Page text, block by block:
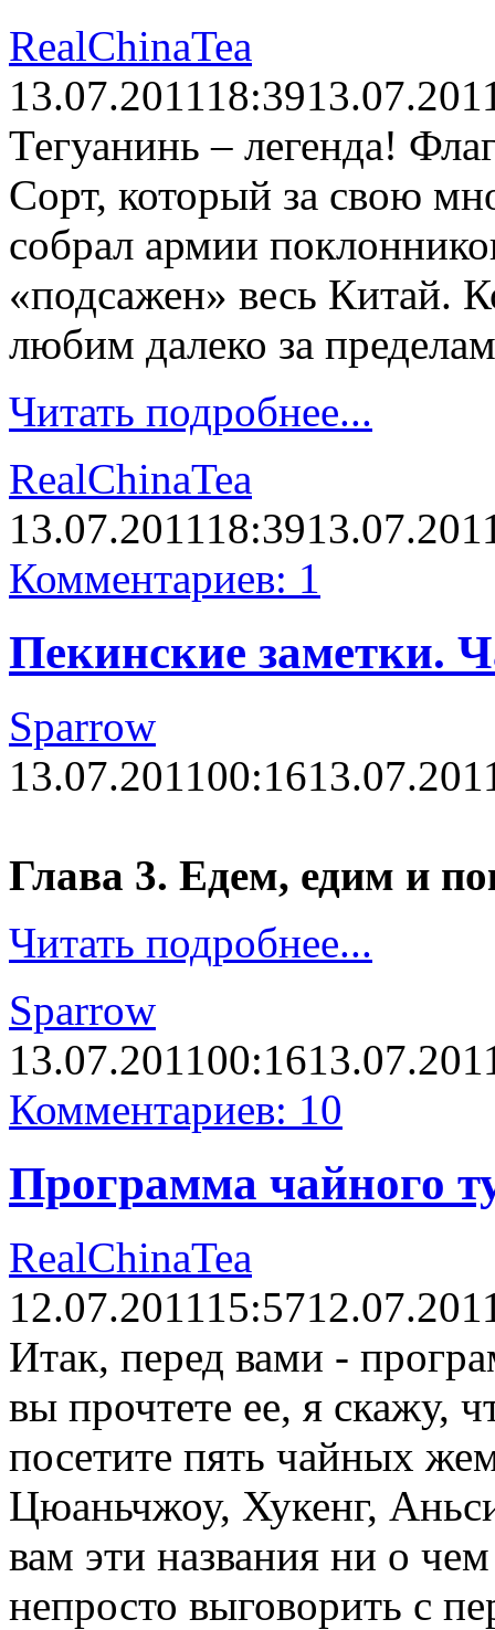
RealChinaTea
13.07.201118:39
Тегуанинь – легенда!
Сорт, который за свою
собрал армии
«подсажен» весь Китай.
любим далеко за
Читать подробнее...
RealChinaTea
13.07.201118:39
Комментариев: 1
Пекинские заметки.
Sparrow
13.07.201100:16
Глава 3. Едем, едим и
Читать подробнее...
Sparrow
13.07.201100:16
Комментариев: 10
Программа чайного
RealChinaTea
12.07.201115:57
Итак, перед вами -
вы прочтете ее, я скажу,
посетите пять чайных
Цюаньчжоу, Хукенг,
вам эти названия ни о
непросто выговорить с